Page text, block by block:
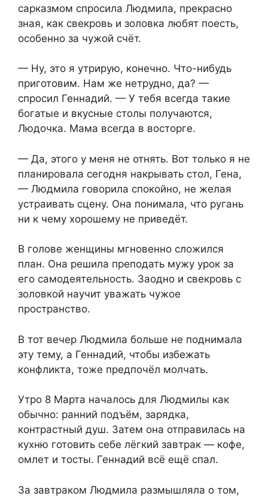
сарказмом спросила Людмила, прекрасно
зная, как свекровь и золовка любят поесть,
особенно за чужой счёт.
— Ну, это я утрирую, конечно. Что-нибудь
приготовим. Нам же нетрудно, да? —
спросил Геннадий. — У тебя всегда такие
богатые и вкусные столы получаются,
Людочка. Мама всегда в восторге.
— Да, этого у меня не отнять. Вот только я не
планировала сегодня накрывать стол, Гена,
— Людмила говорила спокойно, не желая
устраивать сцену. Она понимала, что ругань
ни к чему хорошему не приведёт.
В голове женщины мгновенно сложился
план. Она решила преподать мужу урок за
его самодеятельность. Заодно и свекровь с
золовкой научит уважать чужое
пространство.
В тот вечер Людмила больше не поднимала
эту тему, а Геннадий, чтобы избежать
конфликта, тоже предпочёл молчать.
Утро 8 Марта началось для Людмилы как
обычно: ранний подъём, зарядка,
контрастный душ. Затем она отправилась на
кухню готовить себе лёгкий завтрак — кофе,
омлет и тосты. Геннадий всё ещё спал.
За завтраком Людмила размышляла о том,